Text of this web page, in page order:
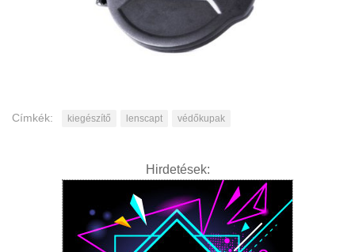
Címkék: kiegészítő lenscapt védőkupak
Hirdetések: